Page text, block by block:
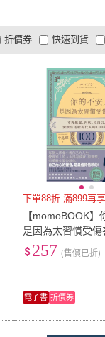
折價券
有影片
商品有量
快速到貨
貨到付款 超商付
1 及以上
下單88折 滿899再
【momoBOOK】
是因為太習慣受傷
焦慮、內疚、沒自
念版 (電子書)
257 (售價已折)
電子書 折價券